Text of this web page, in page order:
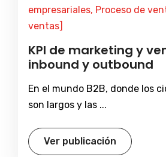
empresariales, Proceso de
ventas]
KPI de marketing y
inbound y outbound
En el mundo B2B, donde los
son largos y las ...
Ver publicación